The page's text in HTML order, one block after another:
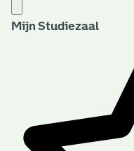
Mijn Studiezaal